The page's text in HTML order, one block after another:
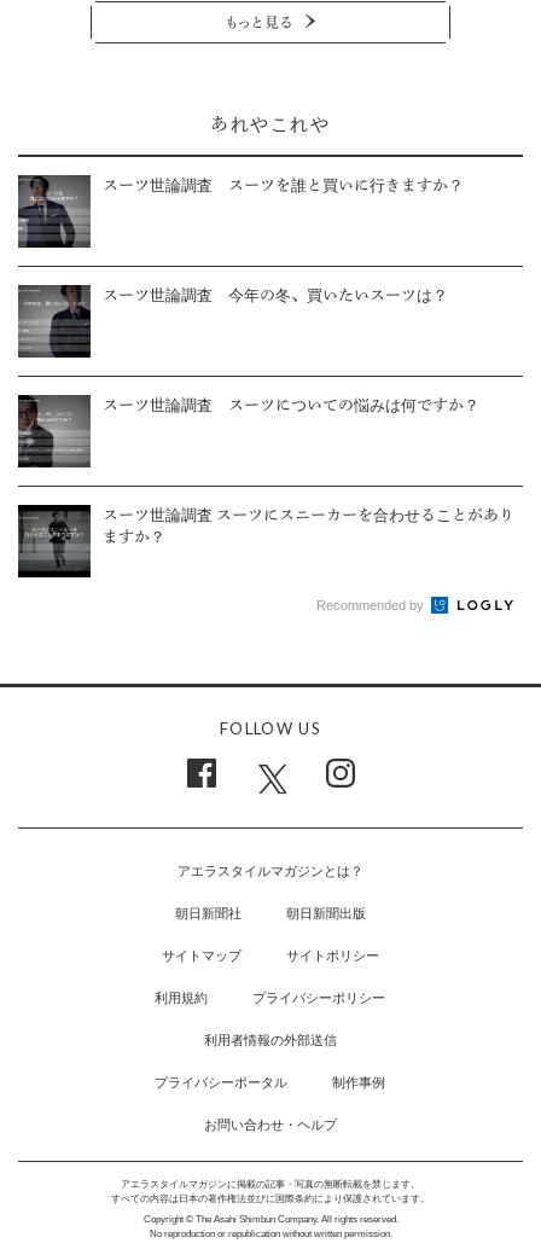
もっと見る
あれやこれや
スーツ世論調査 スーツを誰と買いに行きますか？
スーツ世論調査 今年の冬、買いたいスーツは？
スーツ世論調査 スーツについての悩みは何ですか？
スーツ世論調査 スーツにスニーカーを合わせることがあり
ますか？
Recommended by
FOLLOW US
アエラスタイルマガジンとは？
朝日新聞社 朝日新聞出版
サイトマップ サイトポリシー
利用規約 プライバシーポリシー
利用者情報の外部送信
プライバシーポータル 制作事例
お問い合わせ・ヘルプ
アエラスタイルマガジンに掲載の記事・写真の無断転載を禁じます。
すべての内容は日本の著作権法並びに国際条約により保護されています。
Copyright © The Asahi Shimbun Company. All rights reserved.
No reproduction or republication without written permission.